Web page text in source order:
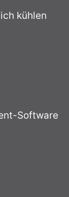
kühlen
Software